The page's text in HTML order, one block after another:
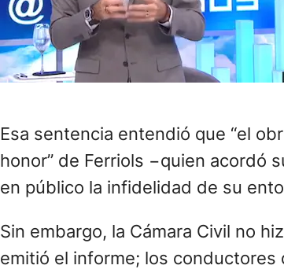
Esa sentencia entendió que “el
honor” de Ferriols −quien acordó
en público la infidelidad de su
Sin embargo, la Cámara Civil no
emitió el informe; los conductores